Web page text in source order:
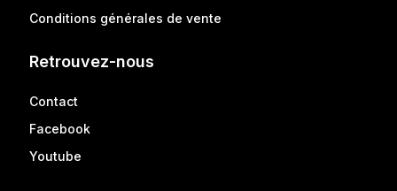
Conditions générales de vente
Retrouvez-nous
Contact
Facebook
Youtube